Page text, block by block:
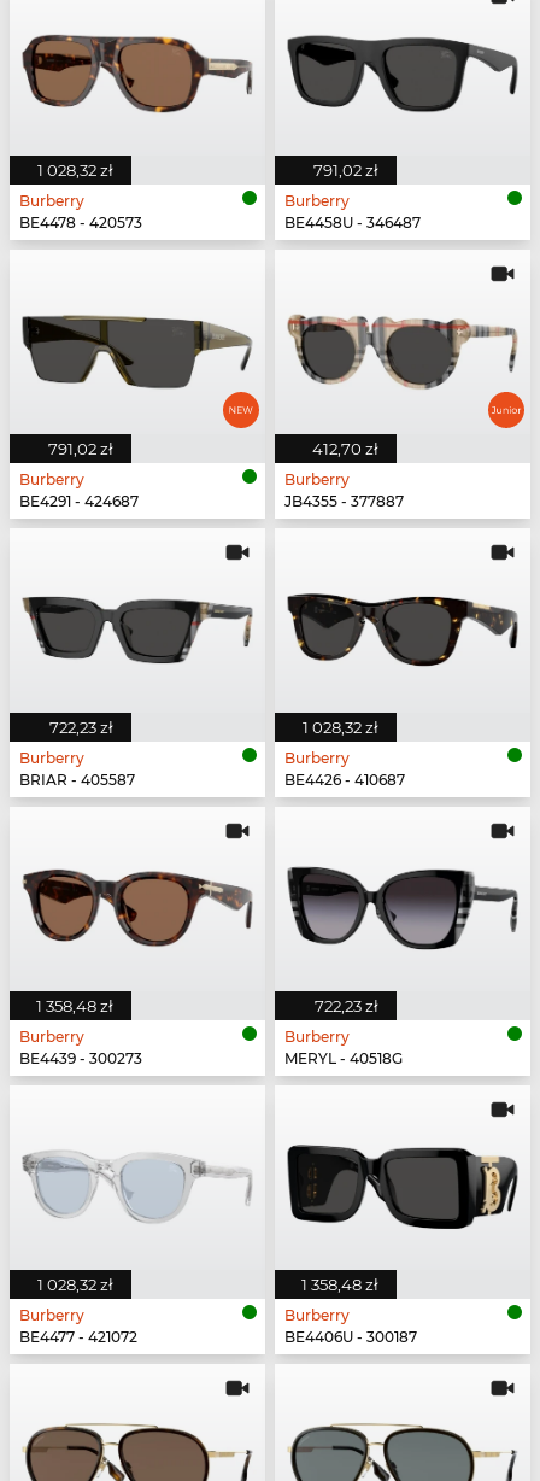
1 028,32 zł
Burberry
BE4478 - 420573
791,02 zł
Burberry
BE4458U - 346487
791,02 zł
Burberry
BE4291 - 424687
412,70 zł
Burberry
JB4355 - 377887
722,23 zł
Burberry
BRIAR - 405587
1 028,32 zł
Burberry
BE4426 - 410687
1 358,48 zł
Burberry
BE4439 - 300273
722,23 zł
Burberry
MERYL - 40518G
1 028,32 zł
Burberry
BE4477 - 421072
1 358,48 zł
Burberry
BE4406U - 300187